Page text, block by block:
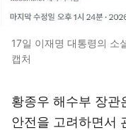
17일 이재명 대통령의 소
캡처
황종우 해수부 장관
안전을 고려하면서